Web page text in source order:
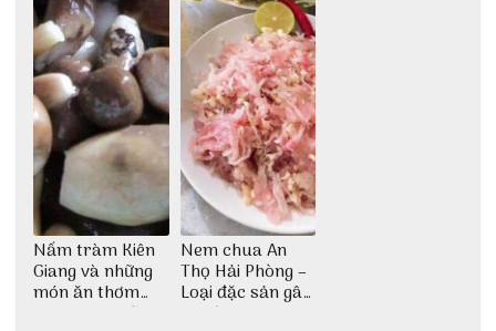
Nấm tràm Kiên
Giang và những
món ăn thơm
ngon khó cưỡng
Nem chua An
Thọ Hải Phòng –
Loại đặc sản gây
nghiện